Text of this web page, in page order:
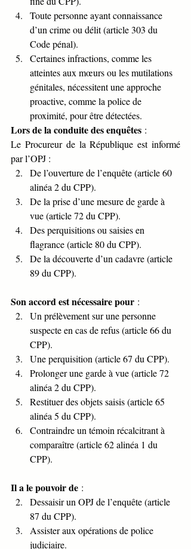
Toute personne ayant connaissance
d’un crime ou délit (article 303 du
Code pénal).
Certaines infractions, comme les
atteintes aux mœurs ou les mutilations
génitales, nécessitent une approche
proactive, comme la police de
proximité, pour être détectées.
Lors de la conduite des enquêtes :
Le Procureur de la République est informé
par l’OPJ :
De l’ouverture de l’enquête (article 60
alinéa 2 du CPP).
De la prise d’une mesure de garde à
vue (article 72 du CPP).
Des perquisitions ou saisies en
flagrance (article 80 du CPP).
De la découverte d’un cadavre (article
89 du CPP).
Son accord est nécessaire pour :
Un prélèvement sur une personne
suspecte en cas de refus (article 66 du
CPP).
Une perquisition (article 67 du CPP).
Prolonger une garde à vue (article 72
alinéa 2 du CPP).
Restituer des objets saisis (article 65
alinéa 5 du CPP).
Contraindre un témoin récalcitrant à
comparaître (article 62 alinéa 1 du
CPP).
Il a le pouvoir de :
Dessaisir un OPJ de l’enquête (article
87 du CPP).
Assister aux opérations de police
judiciaire.